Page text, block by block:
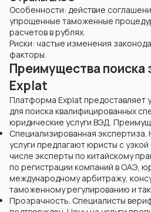
Особенности: действие
упрощенные таможенные
расчетов в рублях.
Риски: частые изменения
факторы.
Преимущества поиска
Explat
Платформа Explat предоставляет
для поиска квалифицированных
юридические услуги ВЭД.
Специализированная
услуги предлагают юристы с
числе эксперты по китайскому
по регистрации компаний в ОАЭ,
международному арбитражу,
таможенному регулированию и
Прозрачность. Специалисты